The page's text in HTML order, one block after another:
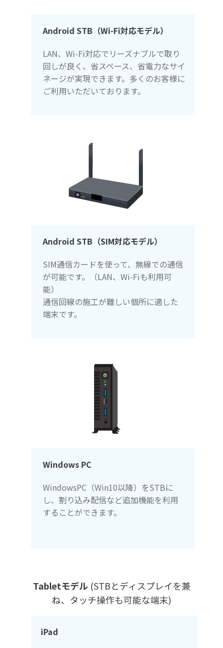
Android STB（Wi-Fi対応モデル）
LAN、Wi-Fi対応でリーズナブルで取り
回しが良く、省スペース、省電力なサイ
ネージが実現できます。多くのお客様に
ご利用いただいております。
Android STB（SIM対応モデル）
SIM通信カードを使って、無線での通信
が可能です。（LAN、Wi-Fiも利用可
能）
通信回線の施工が難しい個所に適した
端末です。
Windows PC
WindowsPC（Win10以降）をSTBに
し、割り込み配信など追加機能を利用
することができます。
Tabletモデル (STBとディスプレイを兼
ね、タッチ操作も可能な端末)
iPad